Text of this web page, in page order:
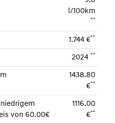
l/100km
**
1.744 €**
2024 **
1438.80
€**
von 60.00€
1116.00
€**